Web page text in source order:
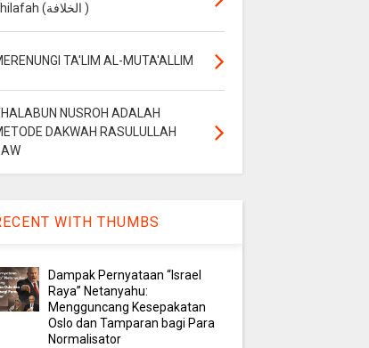
Khilafah (الخلافة )
TA'LIM AL-MUTA'ALLIM
NUSROH ADALAH
DAKWAH RASULULLAH
WITH THUMBS
Dampak Pernyataan “Israel
Raya” Netanyahu:
Mengguncang Kesepakatan
Oslo dan Tamparan bagi Para
Normalisator